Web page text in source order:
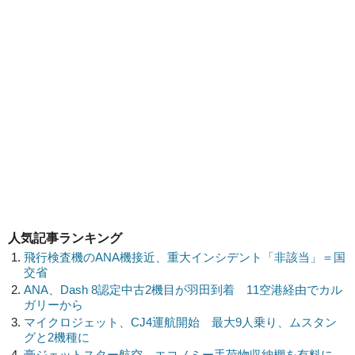
人気記事ランキング
飛行検査機のANA機接近、重大インシデント「非該当」＝国
交省
ANA、Dash 8認定中古2機目が羽田到着 11空港経由でカル
ガリーから
マイクロジェット、CJ4運航開始 最大9人乗り、ムスタン
グと2機種に